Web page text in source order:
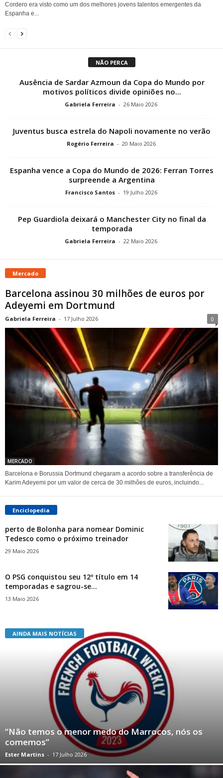
Cordero era visto como um dos melhores jovens talentos emergentes da
Espanha e...
NÃO PERCA
Ausência de Sardar Azmoun da Copa do Mundo por
motivos políticos divide opiniões no...
Gabriela Ferreira - 26 Maio 2026
Juventus busca estrela do Napoli novamente no verão
Rogério Ferreira - 20 Maio 2026
Espanha vence a Copa do Mundo de 2026: Ferran Torres
surpreende a Argentina
Francisco Santos - 19 Julho 2026
Pep Guardiola deixará o Manchester City no final da
temporada
Gabriela Ferreira - 22 Maio 2026
Mercado
Barcelona assinou 30 milhões de euros por
Adeyemi em Dortmund
Gabriela Ferreira - 17 Julho 2026 0
MERCADO
Barcelona e Borussia Dortmund chegaram a acordo sobre a transferência de
Karim Adeyemi por um valor de cerca de 30 milhões de euros, incluindo...
Enciclopedia
perto de Bolonha para nomear Dominic
Tedesco como o próximo treinador
29 Maio 2026
O PSG conquistou seu 12º título em 14
temporadas e sagrou-se...
13 Maio 2026
AINDA MAIS NOTÍCIAS
“Não temos o menor medo do Marrocos, nós os
comemos”
Ester Martins - 17 Julho 2026